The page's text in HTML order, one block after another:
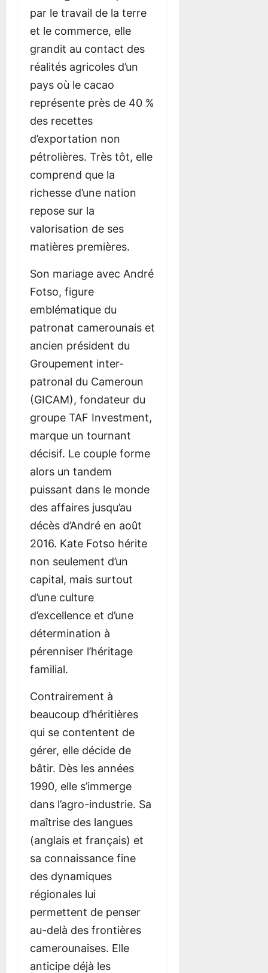
par le travail de la terre
et le commerce, elle
grandit au contact des
réalités agricoles d’un
pays où le cacao
représente près de 40 %
des recettes
d’exportation non
pétrolières. Très tôt, elle
comprend que la
richesse d’une nation
repose sur la
valorisation de ses
matières premières.
Son mariage avec André
Fotso, figure
emblématique du
patronat camerounais et
ancien président du
Groupement inter-
patronal du Cameroun
(GICAM), fondateur du
groupe TAF Investment,
marque un tournant
décisif. Le couple forme
alors un tandem
puissant dans le monde
des affaires jusqu’au
décès d’André en août
2016. Kate Fotso hérite
non seulement d’un
capital, mais surtout
d’une culture
d’excellence et d’une
détermination à
pérenniser l’héritage
familial.
Contrairement à
beaucoup d’héritières
qui se contentent de
gérer, elle décide de
bâtir. Dès les années
1990, elle s’immerge
dans l’agro-industrie. Sa
maîtrise des langues
(anglais et français) et
sa connaissance fine
des dynamiques
régionales lui
permettent de penser
au-delà des frontières
camerounaises. Elle
anticipe déjà les